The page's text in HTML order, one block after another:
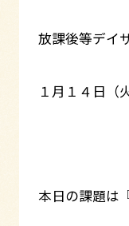
放課後等デイ
１月１４日（
本日の課題は